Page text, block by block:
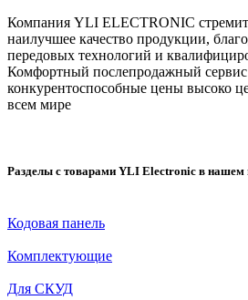
Компания YLI ELECTRONIC
наилучшее качество продукции,
передовых технологий и
Комфортный послепродажный
конкурентоспособные цены высоко
всем мире
Разделы с товарами YLI Electronic в нашем
Кодовая панель
Комплектующие
Для СКУД